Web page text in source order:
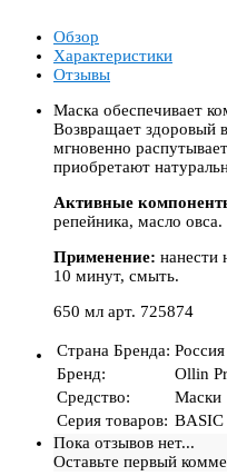
Обзор
Характеристики
Отзывы
Маска обеспечивает
Возвращает здоровый
мгновенно
приобретают
Активные
репейника, масло овса.
Применение: нанести
10 минут, смыть.
650 мл арт. 725874
Страна Бренда: Россия
Бренд:
Ollin
Средство:
Маски
Серия товаров:
Пока отзывов нет...
Оставьте первый